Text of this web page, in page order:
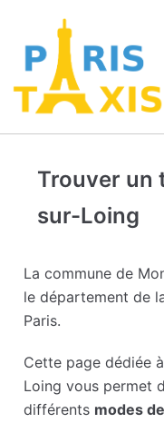
Trouver un
sur-Loing
La commune de
le département de
Paris.
Cette page dédiée
Loing vous permet
différents modes